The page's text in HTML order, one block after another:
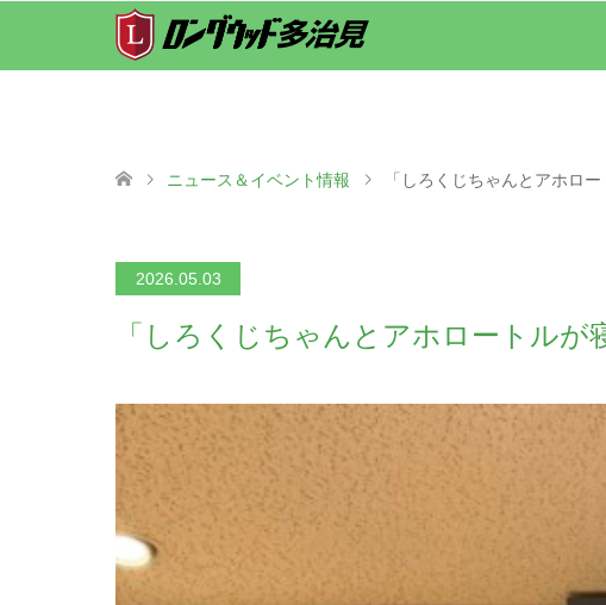
ニュース＆イベント情報 「しろくじちゃんとアホロ
2026.05.03
「しろくじちゃんとアホロートル